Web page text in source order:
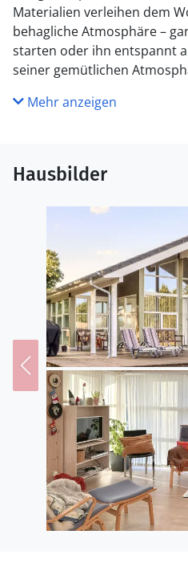
Materialien verleihen dem
behagliche Atmosphäre –
starten oder ihn entspannt
seiner gemütlichen
um diesen Teil Dänemarks
Djursland, bekannt für ihre
ihr maritimes Flair.
um Haie und Robben zu
durch das historische
Sie am Strand von Grenaa.
Nationalpark Mols Bjerge
Familien auf Djurs
größten Vergnügungsparks
Mehr anzeigen
Hausbilder